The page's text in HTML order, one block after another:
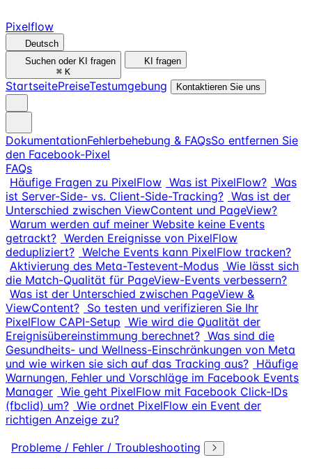
Pixelflow
Deutsch
Suchen oder KI fragen
⌘ K
KI fragen
StartseitePreiseTestumgebung Kontaktieren Sie uns
DokumentationFehlerbehebung & FAQsSo entfernen Sie
den Facebook-Pixel
FAQs
Häufige Fragen zu PixelFlow Was ist PixelFlow? Was
ist Server-Side- vs. Client-Side-Tracking? Was ist der
Unterschied zwischen ViewContent und PageView?
Warum werden auf meiner Website keine Events
getrackt? Werden Ereignisse von PixelFlow
dedupliziert? Welche Events kann PixelFlow tracken?
Aktivierung des Meta-Testevent-Modus Wie lässt sich
die Match-Qualität für PageView-Events verbessern?
Was ist der Unterschied zwischen PageView &
ViewContent? So testen und verifizieren Sie Ihr
PixelFlow CAPI-Setup Wie wird die Qualität der
Ereignisübereinstimmung berechnet? Was sind die
Gesundheits- und Wellness-Einschränkungen von Meta
und wie wirken sie sich auf das Tracking aus? Häufige
Warnungen, Fehler und Vorschläge im Facebook Events
Manager Wie geht PixelFlow mit Facebook Click-IDs
(fbclid) um? Wie ordnet PixelFlow ein Event der
richtigen Anzeige zu?
Probleme / Fehler / Troubleshooting